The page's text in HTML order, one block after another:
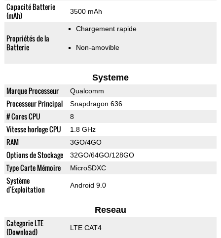
Capacité Batterie
(mAh)
3500 mAh
Propriétés de la
Batterie
Chargement rapide
Non-amovible
Systeme
Marque Processeur Qualcomm
Processeur Principal Snapdragon 636
# Cores CPU 8
Vitesse horloge CPU 1.8 GHz
RAM 3GO/4GO
Options de Stockage 32GO/64GO/128GO
Type Carte Mémoire MicroSDXC
Système
d'Exploitation
Android 9.0
Reseau
Categorie LTE
(Download)
LTE CAT4